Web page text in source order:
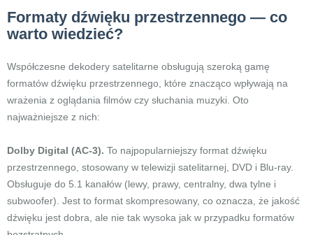
Formaty dźwięku przestrzennego — co
warto wiedzieć?
Współczesne dekodery satelitarne obsługują szeroką gamę
formatów dźwięku przestrzennego, które znacząco wpływają na
wrażenia z oglądania filmów czy słuchania muzyki. Oto
najważniejsze z nich:
Dolby Digital (AC-3). To najpopularniejszy format dźwięku
przestrzennego, stosowany w telewizji satelitarnej, DVD i Blu-ray.
Obsługuje do 5.1 kanałów (lewy, prawy, centralny, dwa tylne i
subwoofer). Jest to format skompresowany, co oznacza, że jakość
dźwięku jest dobra, ale nie tak wysoka jak w przypadku formatów